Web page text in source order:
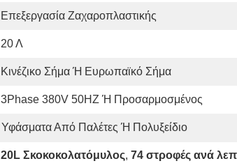
Επεξεργασία Ζαχαροπλαστικής
20 Λ
Κινέζικο Σήμα Ή Ευρωπαϊκό Σήμα
3Phase 380V 50HZ Ή Προσαρμοσμένος
Υφάσματα Από Παλέτες Ή Πολυξείδιο
20L Σκοκοκολατόμυλος, 74 στροφές ανά